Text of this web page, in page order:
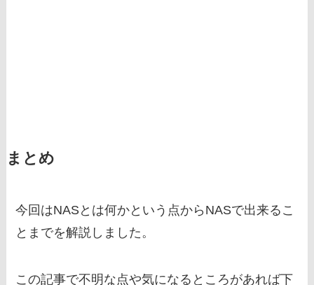
まとめ
今回はNASとは何かという点からNASで出来るこ
とまでを解説しました。
この記事で不明な点や気になるところがあれば下